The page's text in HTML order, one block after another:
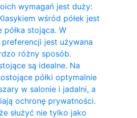
wymagań jest duży:
wśród półek jest
półka stojąca. W
jest używana
różny sposób.
są idealne. Na
półki optymalnie
w salonie i jadalni, a
ochronę prywatności.
służyć nie tylko jako